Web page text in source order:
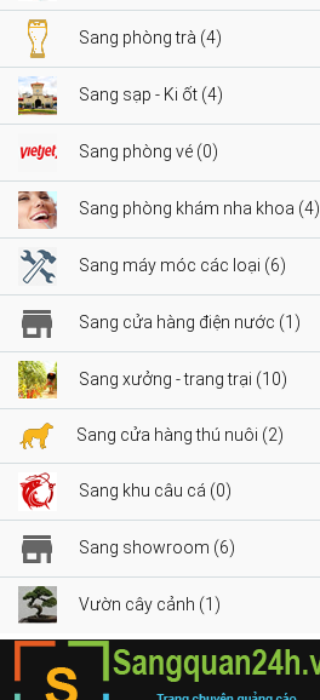
Sang phòng trà (4)
Sang sạp - Ki ốt (4)
Sang phòng vé (0)
Sang phòng khám nha khoa (4)
Sang máy móc các loại (6)
Sang cửa hàng điện nước (1)
Sang xưởng - trang trại (10)
Sang cửa hàng thú nuôi (2)
Sang khu câu cá (0)
Sang showroom (6)
Vườn cây cảnh (1)